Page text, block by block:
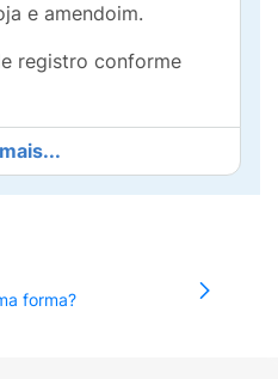
e amendoim.
registro conforme
forma?